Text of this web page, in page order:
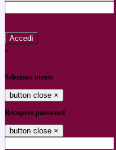
-
Seleziona utente
button close ×
Recupero password
button close ×